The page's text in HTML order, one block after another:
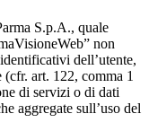
S.p.A., quale
non
dell’utente,
art. 122, comma 1
di servizi o di dati
aggregate sull’uso del